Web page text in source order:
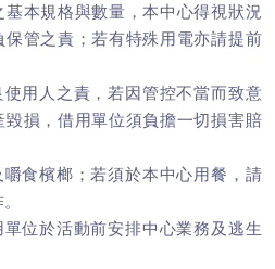
本規格與數量，本中心得視狀況
管之責；若有特殊用電亦請提前
用人之責，若因管控不當而致意
損，借用單位須負擔一切損害賠
食檳榔；若須於本中心用餐，請
位於活動前安排中心業務及逃生